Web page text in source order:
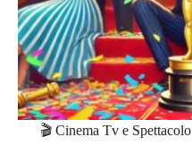
🎬 Cinema Tv e Spettacolo